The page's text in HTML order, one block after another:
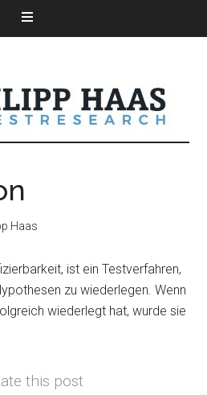
Haas
ist ein Testverfahren,
zu wiederlegen. Wenn
wiederlegt hat, wurde sie
this post